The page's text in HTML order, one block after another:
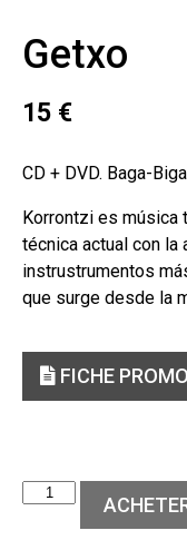
Getxo
15 €
CD + DVD. Baga-
Korrontzi es música
técnica actual con la
instrustrumentos
que surge desde la
FICHE PROMO